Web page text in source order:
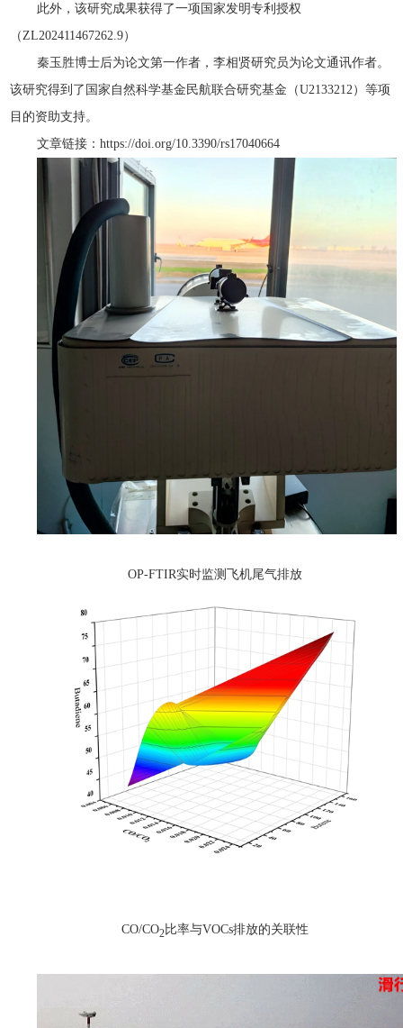
此外，该研究成果获得了一项国家发明专利授权
（ZL202411467262.9）
秦玉胜博士后为论文第一作者，李相贤研究员为论文通讯作者。
该研究得到了国家自然科学基金民航联合研究基金（U2133212）等项
目的资助支持。
文章链接：https://doi.org/10.3390/rs17040664
OP-FTIR实时监测飞机尾气排放
CO/CO2比率与VOCs排放的关联性